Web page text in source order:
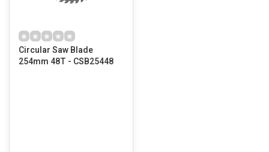
Circular Saw Blade
254mm 48T - CSB25448